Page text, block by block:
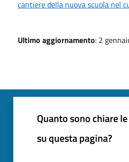
cantiere della nuova scuola nel
Ultimo aggiornamento: 2
Quanto sono chiare
su questa pagina?